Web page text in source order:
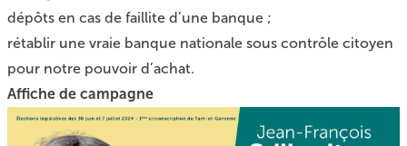
dépôts en cas de faillite d’une banque ;
rétablir une vraie banque nationale sous contrôle citoyen
pour notre pouvoir d’achat.
Affiche de campagne